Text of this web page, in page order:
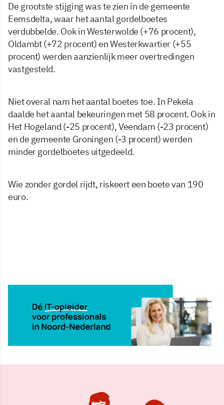
De grootste stijging was te zien in de gemeente
Eemsdelta, waar het aantal gordelboetes
verdubbelde. Ook in Westerwolde (+76 procent),
Oldambt (+72 procent) en Westerkwartier (+55
procent) werden aanzienlijk meer overtredingen
vastgesteld.
Niet overal nam het aantal boetes toe. In Pekela
daalde het aantal bekeuringen met 58 procent. Ook in
Het Hogeland (-25 procent), Veendam (-23 procent)
en de gemeente Groningen (-3 procent) werden
minder gordelboetes uitgedeeld.
Wie zonder gordel rijdt, riskeert een boete van 190
euro.
12 jun 2026, 10:38